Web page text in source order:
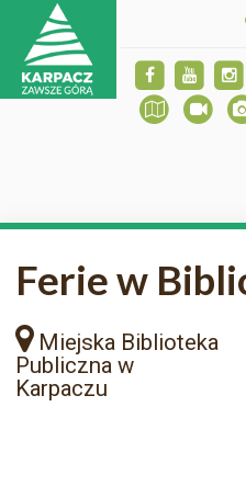
Ferie w
Miejska Biblioteka
Publiczna w
Karpaczu